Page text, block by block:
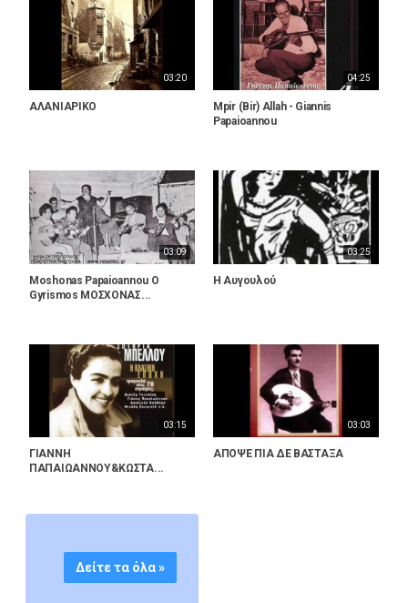
03:20
ΑΛΑΝΙΑΡΙΚΟ
04:25
Mpir (Bir) Allah - Giannis
Papaioannou
03:09
Moshonas Papaioannou O
Gyrismos ΜΟΣΧΟΝΑΣ...
03:25
H Αυγουλού
03:15
ΓΙΑΝΝΗ
ΠΑΠΑΙΩΑΝΝΟΥ&ΚΩΣΤΑ...
03:03
AΠΟΨΕ ΠΙΑ ΔΕ ΒΑΣΤΑΞΑ
Δείτε τα όλα »